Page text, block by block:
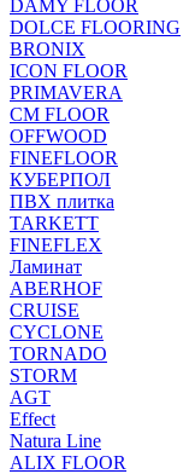
DAMY FLOOR
DOLCE FLOORING
BRONIX
ICON FLOOR
PRIMAVERA
CM FLOOR
OFFWOOD
FINEFLOOR
КУБЕРПОЛ
ПВХ плитка
TARKETT
FINEFLEX
Ламинат
ABERHOF
CRUISE
CYCLONE
TORNADO
STORM
AGT
Effect
Natura Line
ALIX FLOOR